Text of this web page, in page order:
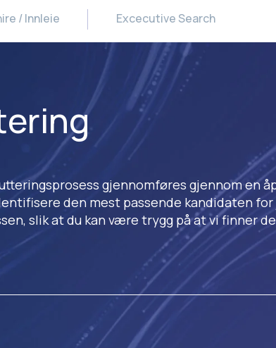
gjennomføres gjennom en
den mest passende kandidaten
slik at du kan være trygg på at vi finner
/ Innleie Excecutive Search